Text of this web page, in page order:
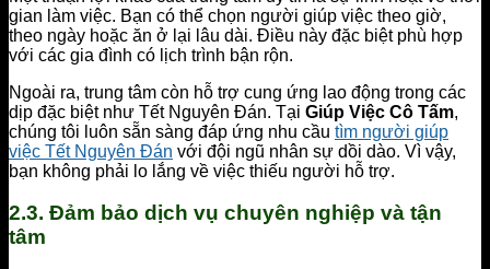
gian làm việc. Bạn có thể chọn người giúp việc theo giờ,
theo ngày hoặc ăn ở lại lâu dài. Điều này đặc biệt phù hợp
với các gia đình có lịch trình bận rộn.
Ngoài ra, trung tâm còn hỗ trợ cung ứng lao động trong các
dịp đặc biệt như Tết Nguyên Đán. Tại Giúp Việc Cô Tấm,
chúng tôi luôn sẵn sàng đáp ứng nhu cầu tìm người giúp
việc Tết Nguyên Đán với đội ngũ nhân sự dồi dào. Vì vậy,
bạn không phải lo lắng về việc thiếu người hỗ trợ.
2.3. Đảm bảo dịch vụ chuyên nghiệp và tận
tâm